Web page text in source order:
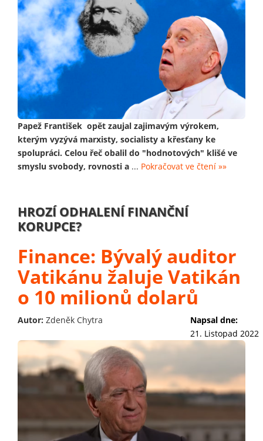
Papež František opět zaujal zajimavým výrokem,
kterým vyzývá marxisty, socialisty a křesťany ke
spolupráci. Celou řeč obalil do "hodnotových" klišé ve
smyslu svobody, rovnosti a ... Pokračovat ve čtení »»
HROZÍ ODHALENÍ FINANČNÍ
KORUPCE?
Finance: Bývalý auditor
Vatikánu žaluje Vatikán
o 10 milionů dolarů
Autor: Zdeněk Chytra
Napsal dne:
21. Listopad 2022